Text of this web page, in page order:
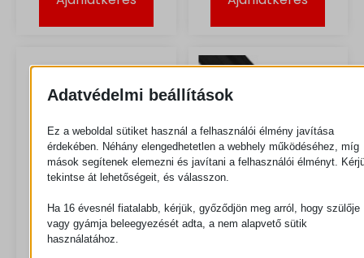
VR500
Adatvédelmi beállítások
Ez a weboldal sütiket használ a felhasználói élmény javítása
érdekében. Néhány elengedhetetlen a webhely működéséhez, míg
mások segítenek elemezni és javítani a felhasználói élményt.
tekintse át lehetőségeit, és válasszon.
Ha 16 évesnél fiatalabb, kérjük, győződjön meg arról, hogy szülője
vagy gyámja beleegyezését adta, a nem alapvető sütik
használatához.